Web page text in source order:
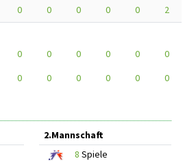
0 0 0 0 0
2
0 0 0 0 0
0
0 0 0 0 0 0
2.Mannschaft
8 Spiele